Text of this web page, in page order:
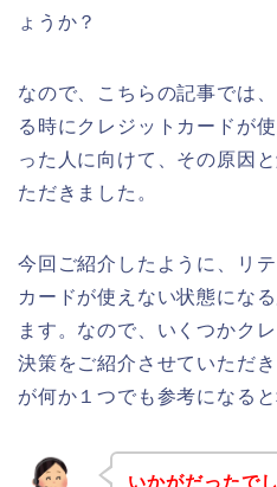
ょうか？
なので、こちらの記事では
る時にクレジットカードが
った人に向けて、その原因
ただきました。
今回ご紹介したように、リ
カードが使えない状態にな
ます。なので、いくつかク
決策をご紹介させていただ
が何か１つでも参考になると
いかがだったで